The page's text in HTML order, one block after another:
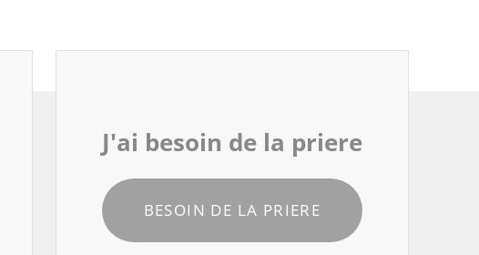
J'ai besoin de la priere
BESOIN DE LA PRIERE